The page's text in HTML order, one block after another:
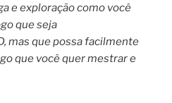
e exploração como você
que seja
mas que possa facilmente
que você quer mestrar e